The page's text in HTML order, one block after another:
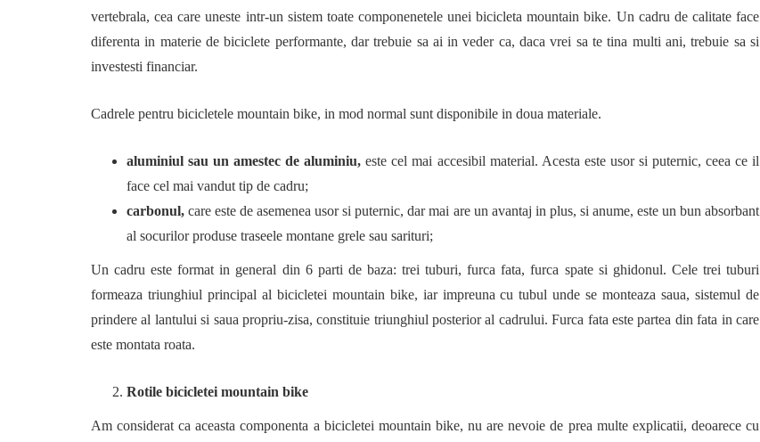
vertebrala, cea care uneste intr-un sistem toate componenetele unei bicicleta mountain bike. Un cadru de calitate face
diferenta in materie de biciclete performante, dar trebuie sa ai in veder ca, daca vrei sa te tina multi ani, trebuie sa si
investesti financiar.
Cadrele pentru bicicletele mountain bike, in mod normal sunt disponibile in doua materiale.
aluminiul sau un amestec de aluminiu,este cel mai accesibil material. Acesta este usor si puternic, ceea ce il
face cel mai vandut tip de cadru;
carbonul,care este de asemenea usor si puternic, dar mai are un avantaj in plus, si anume, este un bun absorbant
al socurilor produse traseele montane grele sau sarituri;
Un cadru este format in general din 6 parti de baza: trei tuburi, furca fata, furca spate si ghidonul. Cele trei tuburi
formeaza triunghiul principal al bicicletei mountain bike, iar impreuna cu tubul unde se monteaza saua, sistemul de
prindere al lantului si saua propriu-zisa, constituie triunghiul posterior al cadrului. Furca fata este partea din fata in care
este montata roata.
Rotile bicicletei mountain bike
Am considerat ca aceasta componenta a bicicletei mountain bike, nu are nevoie de prea multe explicatii, deoarece cu